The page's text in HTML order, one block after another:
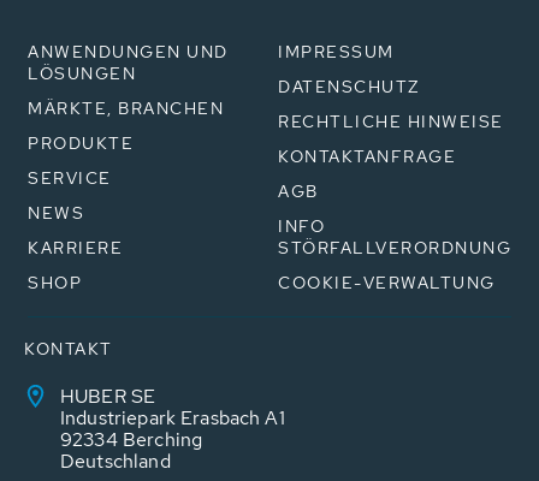
ANWENDUNGEN UND
LÖSUNGEN
MÄRKTE, BRANCHEN
PRODUKTE
SERVICE
NEWS
KARRIERE
SHOP
IMPRESSUM
DATENSCHUTZ
RECHTLICHE HINWEISE
KONTAKTANFRAGE
AGB
INFO
STÖRFALLVERORDNUNG
COOKIE-VERWALTUNG
KONTAKT
HUBER SE
Industriepark Erasbach A1
92334 Berching
Deutschland